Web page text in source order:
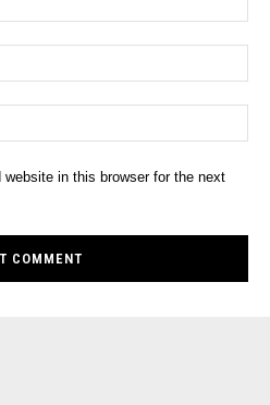
in this browser for the next